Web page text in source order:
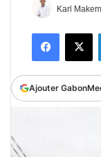
Karl
FacebookX
Ajouter